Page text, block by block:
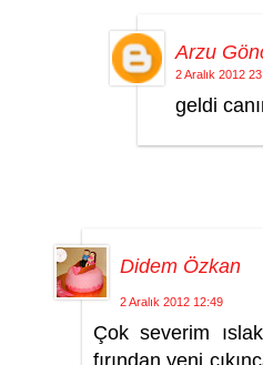
Arzu
2 Aralık 2012
geldi
Didem Özkan
2 Aralık 2012 12:49
Çok severim